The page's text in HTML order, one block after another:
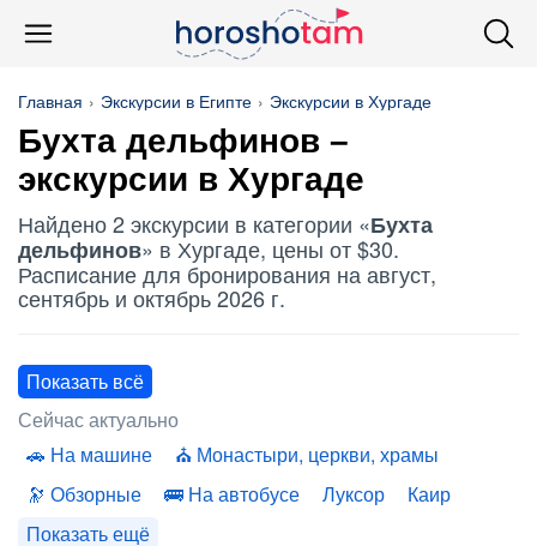
Главная Экскурсии в Египте Экскурсии в Хургаде
Бухта дельфинов –
экскурсии в Хургаде
Найдено 2 экскурсии в категории «Бухта
дельфинов» в Хургаде, цены от $30.
Расписание для бронирования на август,
сентябрь и октябрь 2026 г.
Показать всё
Сейчас актуально
На машине
Монастыри, церкви, храмы
Обзорные
На автобусе Луксор
Каир
Показать ещё